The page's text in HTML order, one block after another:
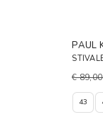
PAUL
€
43